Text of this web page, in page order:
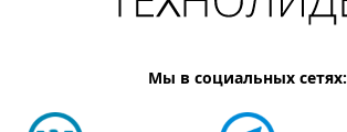
Мы в социальных сетях: